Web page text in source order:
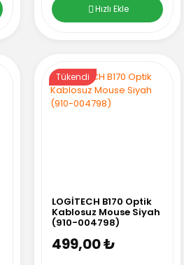
Hızlı Ekle
Tükendi
LOGİTECH B170 Optik
Kablosuz Mouse Siyah
(910-004798)
499,00 ₺